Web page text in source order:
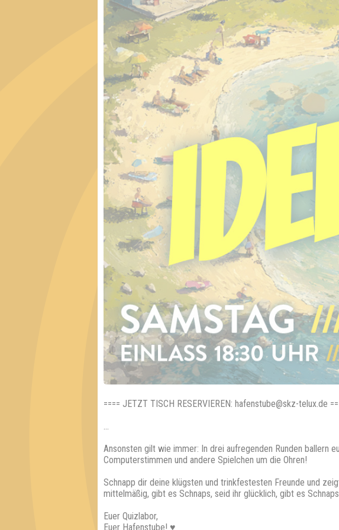
==== JETZT TISCH RESERVIEREN: hafenstube@skz-telux.de
Ansonsten gilt wie immer: In drei aufregenden Runden ballern
Computerstimmen und andere Spielchen um die Ohren!
Schnapp dir deine klügsten und trinkfestesten Freunde und
mittelmäßig, gibt es Schnaps, seid ihr glücklich, gibt es
Euer Quizlabor,
Euer Hafenstube! ♥